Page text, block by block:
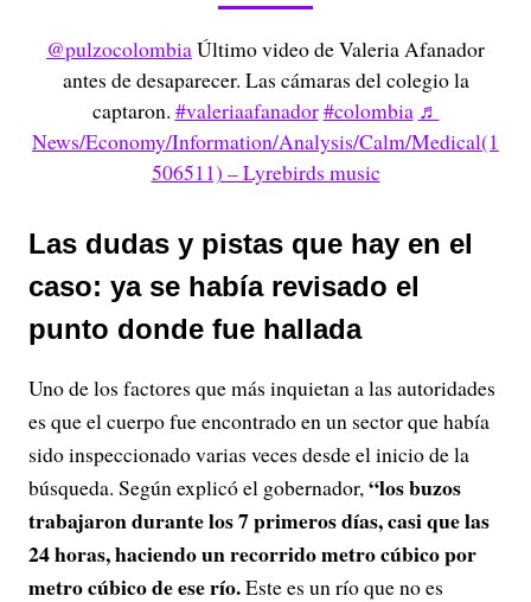
@pulzocolombiaÚltimo video de Valeria Afanador
antes de desaparecer. Las cámaras del colegio la
captaron. #valeriaafanador#colombia ♬
News/Economy/Information/Analysis/Calm/Medical(1
506511) – Lyrebirds music
Las dudas y pistas que hay en el
caso: ya se había revisado el
punto donde fue hallada
Uno de los factores que más inquietan a las autoridades
es que el cuerpo fue encontrado en un sector que había
sido inspeccionado varias veces desde el inicio de la
búsqueda. Según explicó el gobernador,“los buzos
trabajaron durante los 7 primeros días, casi que las
24 horas, haciendo un recorrido metro cúbico por
metro cúbico de ese río.Este es un río que no es